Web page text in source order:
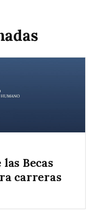
Becas
carreras